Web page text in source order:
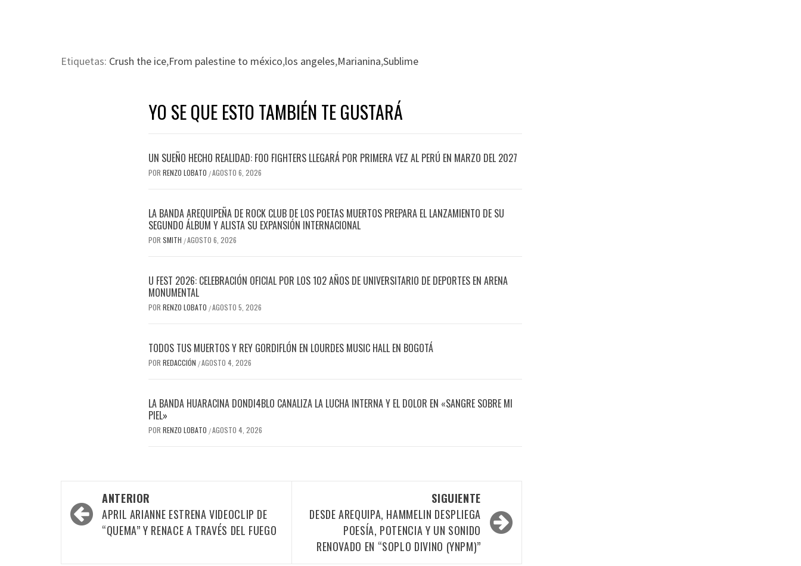
Etiquetas: Crush the ice,From palestine to méxico,los angeles,Marianina,Sublime
YO SE QUE ESTO TAMBIÉN TE GUSTARÁ
UN SUEÑO HECHO REALIDAD: FOO FIGHTERS LLEGARÁ POR PRIMERA VEZ AL PERÚ EN MARZO DEL 2027
POR RENZO LOBATO /AGOSTO 6, 2026
LA BANDA AREQUIPEÑA DE ROCK CLUB DE LOS POETAS MUERTOS PREPARA EL LANZAMIENTO DE SU
SEGUNDO ÁLBUM Y ALISTA SU EXPANSIÓN INTERNACIONAL
POR SMITH /AGOSTO 6, 2026
U FEST 2026: CELEBRACIÓN OFICIAL POR LOS 102 AÑOS DE UNIVERSITARIO DE DEPORTES EN ARENA
MONUMENTAL
POR RENZO LOBATO /AGOSTO 5, 2026
TODOS TUS MUERTOS Y REY GORDIFLÓN EN LOURDES MUSIC HALL EN BOGOTÁ
POR REDACCIÓN /AGOSTO 4, 2026
LA BANDA HUARACINA DONDI4BLO CANALIZA LA LUCHA INTERNA Y EL DOLOR EN «SANGRE SOBRE MI
PIEL»
POR RENZO LOBATO /AGOSTO 4, 2026
Navegación
por
ANTERIOR
APRIL ARIANNE ESTRENA VIDEOCLIP DE
“QUEMA” Y RENACE A TRAVÉS DEL FUEGO
SIGUIENTE
DESDE AREQUIPA, HAMMELIN DESPLIEGA
POESÍA, POTENCIA Y UN SONIDO
RENOVADO EN “SOPLO DIVINO (YNPM)”